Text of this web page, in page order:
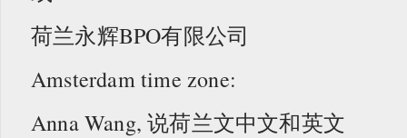
荷兰永辉BPO有限公司
Amsterdam time zone:
Anna Wang, 说荷兰文中文和英文